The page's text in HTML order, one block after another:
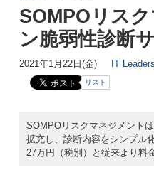
SOMPOリス
ン脆弱性診断
2021年1月22日(金) IT
リスト
SOMPOリスクマネジメント
拡充し、診断内容をシンプル
27万円（税別）と従来より料